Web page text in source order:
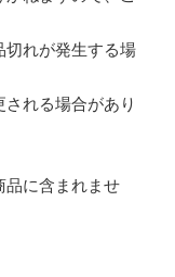
切れが発生する場
れる場合があり
品に含まれませ